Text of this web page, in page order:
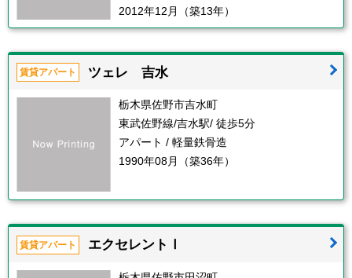
2012年12月（築13年）
賃貸アパート ツェレ 吉水
栃木県佐野市吉水町
東武佐野線/吉水駅/ 徒歩5分
アパート / 軽量鉄骨造
1990年08月（築36年）
賃貸アパート エクセレントⅠ